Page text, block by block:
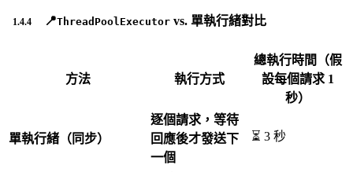
📍ThreadPoolExecutor vs. 單執行緒對比
方法 執行方式
總執行時間（假
設每個請求 1
秒）
單執行緒（同步）
逐個請求，等待
回應後才發送下
一個
⏳ 3 秒